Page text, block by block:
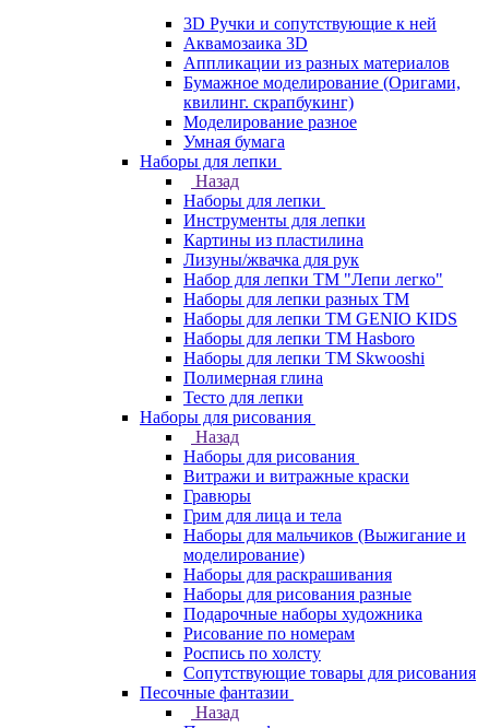
3D Ручки и сопутствующие к ней
Аквамозаика 3D
Аппликации из разных материалов
Бумажное моделирование (Оригами,
квилинг. скрапбукинг)
Моделирование разное
Умная бумага
Наборы для лепки
Назад
Наборы для лепки
Инструменты для лепки
Картины из пластилина
Лизуны/жвачка для рук
Набор для лепки ТМ "Лепи легко"
Наборы для лепки разных ТМ
Наборы для лепки ТМ GENIO KIDS
Наборы для лепки ТМ Hasboro
Наборы для лепки ТМ Skwooshi
Полимерная глина
Тесто для лепки
Наборы для рисования
Назад
Наборы для рисования
Витражи и витражные краски
Гравюры
Грим для лица и тела
Наборы для мальчиков (Выжигание и
моделирование)
Наборы для раскрашивания
Наборы для рисования разные
Подарочные наборы художника
Рисование по номерам
Роспись по холсту
Сопутствующие товары для рисования
Песочные фантазии
Назад